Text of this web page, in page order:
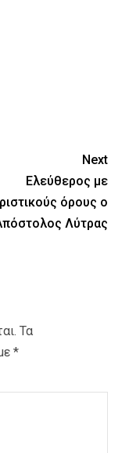
Next
Ελεύθερος με
όρους ο
Λύτρας
Τα
*